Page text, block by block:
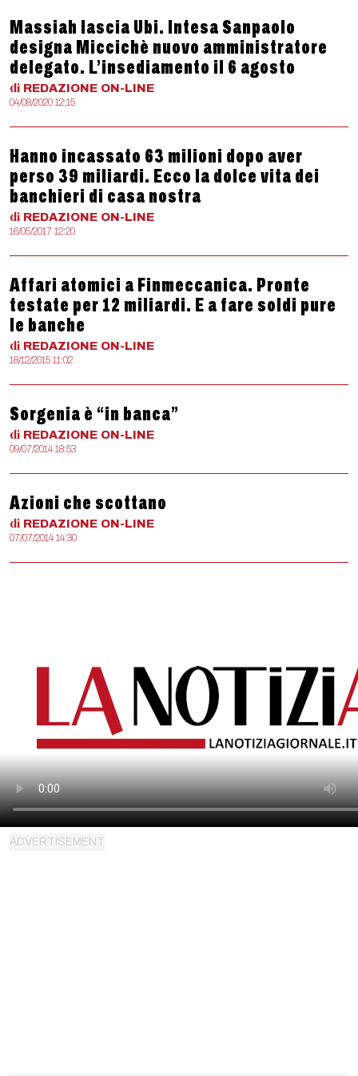
Massiah lascia Ubi. Intesa Sanpaolo
designa Miccichè nuovo amministratore
delegato. L’insediamento il 6 agosto
di REDAZIONE ON-LINE
04/08/2020 12:15
Hanno incassato 63 milioni dopo aver
perso 39 miliardi. Ecco la dolce vita dei
banchieri di casa nostra
di REDAZIONE ON-LINE
16/05/2017 12:20
Affari atomici a Finmeccanica. Pronte
testate per 12 miliardi. E a fare soldi pure
le banche
di REDAZIONE ON-LINE
18/12/2015 11:02
Sorgenia è “in banca”
di REDAZIONE ON-LINE
09/07/2014 18:53
Azioni che scottano
di REDAZIONE ON-LINE
07/07/2014 14:30